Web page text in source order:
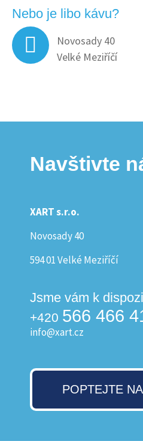
Nebo je libo kávu?
Novosady 40
Velké Meziříčí
Navštivte
XART s.r.o.
Novosady 40
594 01 Velké Meziříčí
Jsme vám k
+420 566 466
info@xart.cz
POPTEJTE